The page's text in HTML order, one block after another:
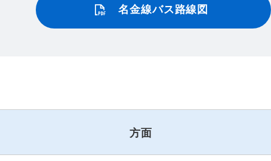
名金線バス路線図
方面